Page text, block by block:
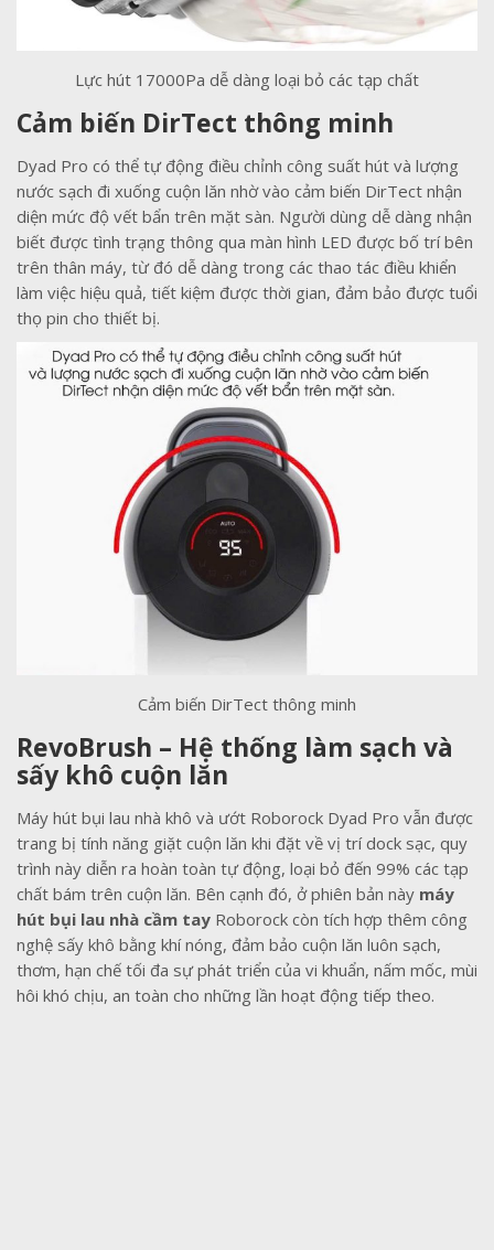
Lực hút 17000Pa dễ dàng loại bỏ các tạp chất
Cảm biến DirTect thông minh
Dyad Pro có thể tự động điều chỉnh công suất hút và lượng
nước sạch đi xuống cuộn lăn nhờ vào cảm biến DirTect nhận
diện mức độ vết bẩn trên mặt sàn. Người dùng dễ dàng nhận
biết được tình trạng thông qua màn hình LED được bố trí bên
trên thân máy, từ đó dễ dàng trong các thao tác điều khiển
làm việc hiệu quả, tiết kiệm được thời gian, đảm bảo được tuổi
thọ pin cho thiết bị.
Cảm biến DirTect thông minh
RevoBrush – Hệ thống làm sạch và
sấy khô cuộn lăn
Máy hút bụi lau nhà khô và ướt Roborock Dyad Pro vẫn được
trang bị tính năng giặt cuộn lăn khi đặt về vị trí dock sạc, quy
trình này diễn ra hoàn toàn tự động, loại bỏ đến 99% các tạp
chất bám trên cuộn lăn. Bên cạnh đó, ở phiên bản này máy
hút bụi lau nhà cầm tay Roborock còn tích hợp thêm công
nghệ sấy khô bằng khí nóng, đảm bảo cuộn lăn luôn sạch,
thơm, hạn chế tối đa sự phát triển của vi khuẩn, nấm mốc, mùi
hôi khó chịu, an toàn cho những lần hoạt động tiếp theo.